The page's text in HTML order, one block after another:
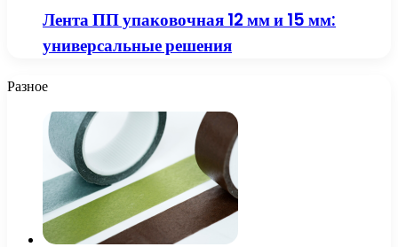
Лента ПП упаковочная 12 мм и 15 мм:
универсальные решения
Разное